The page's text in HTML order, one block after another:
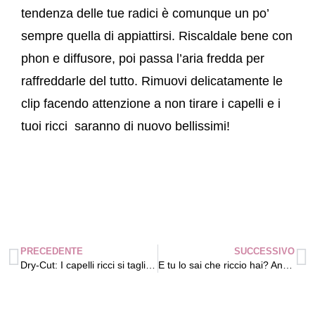
tendenza delle tue radici è comunque un po’
sempre quella di appiattirsi. Riscaldale bene con
phon e diffusore, poi passa l’aria fredda per
raffreddarle del tutto. Rimuovi delicatamente le
clip facendo attenzione a non tirare i capelli e i
tuoi ricci saranno di nuovo bellissimi!
PRECEDENTE
Dry-Cut: I capelli ricci si tagliano da asciutti
SUCCESSIVO
E tu lo sai che riccio hai? Analisi sui tipi di riccio